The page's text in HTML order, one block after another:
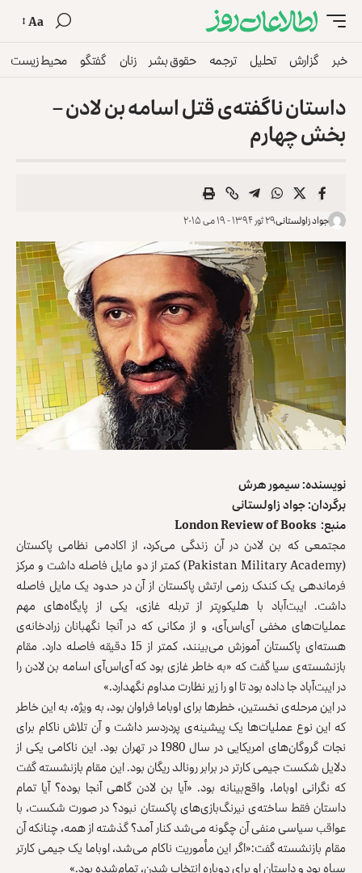
Aa
خبر گزارش تحلیل ترجمه حقوق بشر زنان گفتگو محیط زیست
داستان ناگفته‌ی قتل اسامه بن لادن –
بخش چهارم
جواد زاولستانی۲۹ ثور ۱۳۹۴ - ۱۹ می ۲۰۱۵
نویسنده: سیمور هرش
برگردان: جواد زاولستانی
منبع: London Review of Books
مجتمعی که بن لادن در آن زندگی می‌کرد، از اکادمی نظامی پاکستان
(Pakistan Military Academy) کمتر از دو مایل فاصله داشت و مرکز
فرماندهی یک کندک رزمی ارتش پاکستان از آن در حدود یک مایل فاصله
داشت. ایبت‌آباد با هلیکوپتر از تربله غازی، یکی از پایگاه‌های مهم
عملیات‌های مخفی آی‌اس‌آی، و از مکانی که در آنجا نگهبانان زرادخانه‌ی
هسته‌ای پاکستان آموزش می‌بینند، کمتر از 15 دقیقه فاصله دارد. مقام
بازنشسته‌ی سیا گفت که «به خاطر غازی بود که آی‌اس‌آی اسامه بن لادن را
در ایبت‌آباد جا داده بود تا او را زیر نظارت مداوم نگهدارد.»
در این مرحله‌ی نخستین، خطرها برای اوباما فراوان بود، به ویژه، به این خاطر
که این نوع عملیات‌ها یک پیشینه‌ی پردردسر داشت و آن تلاش ناکام برای
نجات گروگان‌های امریکایی در سال 1980 در تهران بود. این ناکامی یکی از
دلایل شکست جیمی کارتر در برابر رونالد ریگان بود. این مقام بازنشسته گفت
که نگرانی اوباما، واقع‌بینانه بود. «آیا بن لادن گاهی آنجا بوده؟ آیا تمام
داستان فقط ساخته‌ی نیرنگ‌بازی‌های پاکستان نبود؟ در صورت شکست،‌ با
عواقب سیاسی منفی آن چگونه می‌شد کنار آمد؟ گذشته از همه، چنانکه آن
مقام بازنشسته گفت:«اگر این مأموریت ناکام می‌شد، اوباما یک جیمی کارتر
سیاه بود و داستان او برای دوباره انتخاب شدن، تمام‌شده بود.»